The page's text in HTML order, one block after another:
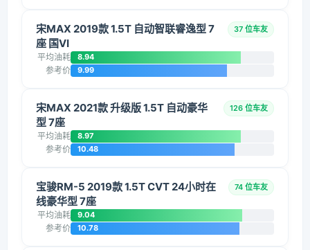
宋MAX 2019款 1.5T 自动智联睿逸型 7
座 国VI
37 位车友
平均油耗 8.94
参考价 9.99
宋MAX 2021款 升级版 1.5T 自动豪华
型 7座
126 位车友
平均油耗 8.97
参考价 10.48
宝骏RM-5 2019款 1.5T CVT 24小时在
线豪华型 7座
74 位车友
平均油耗 9.04
参考价 10.78